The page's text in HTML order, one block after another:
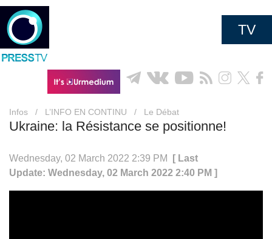
TV
Infos / L’INFO EN CONTINU / Le Débat
Ukraine: la Résistance se positionne!
Wednesday, 02 March 2022 2:39 PM
[ Last
Update: Wednesday, 02 March 2022 2:40 PM ]